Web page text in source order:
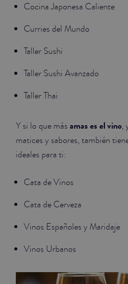
Cocina Japonesa Caliente
Curries del Mundo
Taller Sushi
Taller Sushi Avanzado
Taller Thai
Y si lo que más amas es el vino,
matices y sabores, también
ideales para ti:
Cata de Vinos
Cata de Cerveza
Vinos Españoles y Maridaje
Vinos Urbanos